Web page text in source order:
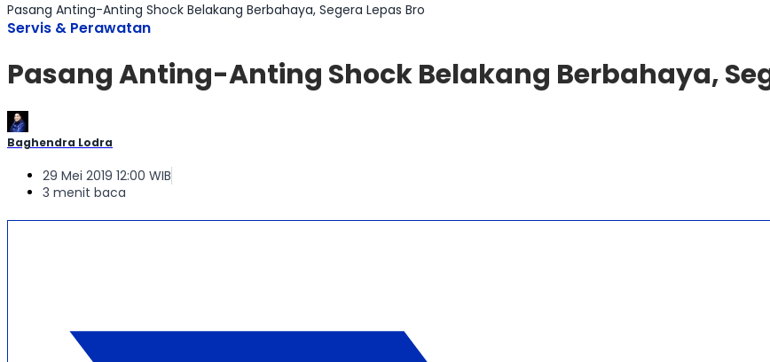
Pasang Anting-Anting Shock Belakang Berbahaya, Segera Lepas Bro
Servis & Perawatan
Pasang Anting-Anting Shock Belakang Berbahaya,
Baghendra Lodra
29 Mei 2019 12:00 WIB
3 menit baca